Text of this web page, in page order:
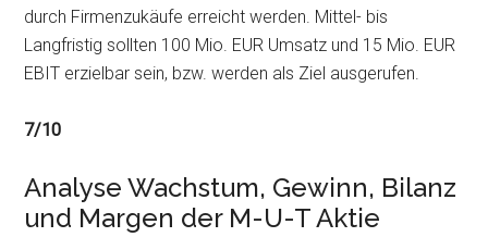
durch Firmenzukäufe erreicht werden. Mittel- bis
Langfristig sollten 100 Mio. EUR Umsatz und 15 Mio. EUR
EBIT erzielbar sein, bzw. werden als Ziel ausgerufen.
7/10
Analyse Wachstum, Gewinn, Bilanz
und Margen der M-U-T Aktie